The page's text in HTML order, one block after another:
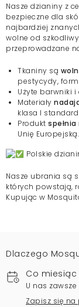
Nasze dzianiny z
bezpieczne dla
najbardziej
wolne od
przeprowadzane
Tkaniny są
pestycydy,
Użyte barwniki i
Materiały
klasa I
Produkt
Unię Europejską.
Polskie
Nasze ubrania są
których powstają,
Kupując w
Dlaczego
Co
U nas
Zapisz się